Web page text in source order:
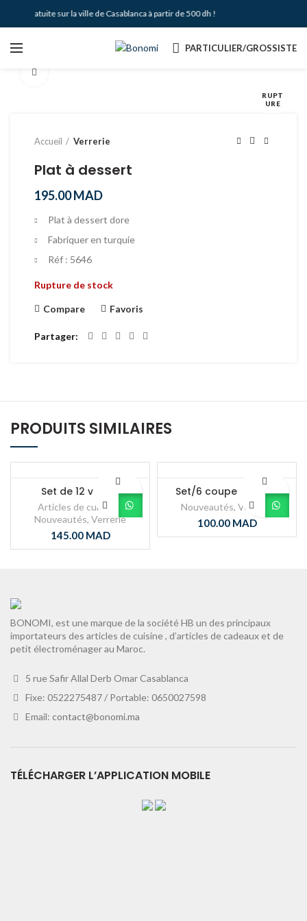
Gratuite sur la ville de Casablanca à partir de 500 dh !
PARTICULIER/GROSSISTE
RUPT
URE
Accueil Verrerie
Plat à dessert
195.00MAD
Plat à dessert dore
Fabriquer en turquie
Réf : 5646
Rupture de stock
Compare Favoris
Partager
PRODUITS SIMILAIRES
Set de 12 verres
Articles de cuisines
Nouveautés, Verrerie
145.00 MAD
Set/6 coupe à glace
Nouveautés, Verrerie
100.00 MAD
BONOMI, est une marque de la société HB un des principaux
importateurs des articles de cuisine , d’articles de cadeaux et de
petit électroménager au Maroc.
5 rue Safir Allal Derb Omar Casablanca
Fixe: 0522275487 / Portable: 0650027598
Email: contact@bonomi.ma
TÉLÉCHARGER L’APPLICATION MOBILE